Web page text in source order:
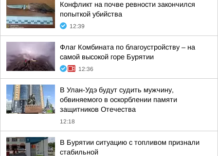
Конфликт на почве ревности закончился
попыткой убийства
12:39
Флаг Комбината по благоустройству – на
самой высокой горе Бурятии
12:36
В Улан-Удэ будут судить мужчину,
обвиняемого в оскорблении памяти
защитников Отечества
12:18
В Бурятии ситуацию с топливом признали
стабильной